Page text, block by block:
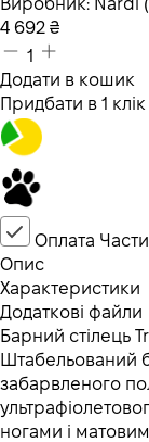
Виробник: Nardi (
4 692 ₴
1
Додати в кошик
Придбати в 1 клік
Оплата
Опис
Характеристики
Додаткові файли
Барний стілець
Штабельований
забарвленого
ногами і